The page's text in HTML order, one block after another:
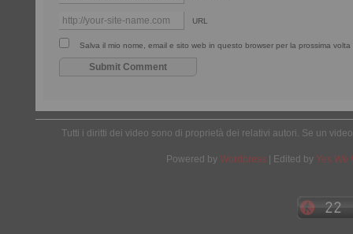
URL
Salva il mio nome, email e sito web in questo browser per la prossima
Tutti i diritti dei video sono di proprietà dei relativi autori. Se un
Powered by Wordpress | Edited by Yes We